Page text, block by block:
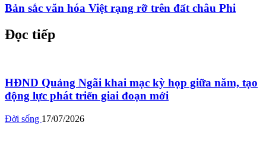
Bản sắc văn hóa Việt rạng rỡ trên đất châu Phi
Đọc tiếp
HĐND Quảng Ngãi khai mạc kỳ họp giữa năm, tạo
động lực phát triển giai đoạn mới
Đời sống 17/07/2026